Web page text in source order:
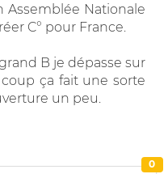
Assemblée Nationale
C° pour France.
B je dépasse sur
ça fait une sorte
un peu.
0